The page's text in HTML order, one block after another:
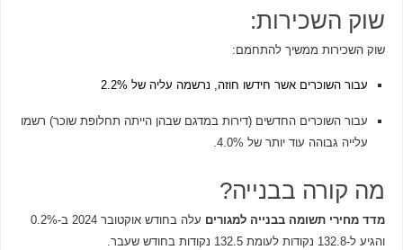
שוק השכירות:
שוק השכירות ממשיך להתחמם:
עבור השוכרים אשר חידשו חוזה, נרשמה עליה של 2.2%
עבור השוכרים החדשים (דירות במדגם שבהן הייתה תחלופת שוכר) רשמו
עלייה גבוהה עוד יותר של 4.0%.
מה קורה בבנייה?
מדד מחירי תשומה בבנייה למגורים
עלה בחודש אוקטובר 2024 ב-0.2%
והגיע ל-132.8 נקודות לעומת 132.5 נקודות בחודש שעבר.